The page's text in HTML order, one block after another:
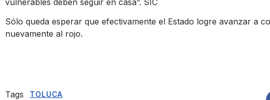
Sólo queda esperar que efectivamente el Estado logre avanzar a
nuevamente al rojo.
Tags TOLUCA